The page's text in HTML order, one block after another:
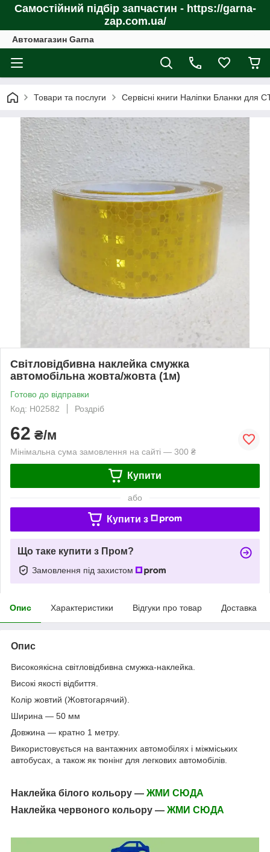
Самостійний підбір запчастин - https://garna-
zap.com.ua/
Автомагазин Garna
Товари та послуги Сервісні книги Наліпки Бланки для
Світловідбивна наклейка смужка
автомобільна жовта/жовта (1м)
Готово до відправки
Код: Н02582
Роздріб
62 ₴/м
Мінімальна сума замовлення на сайті — 300 ₴
Купити
або
Купити з
Що таке купити з Пром?
Замовлення під захистом
Опис Характеристики Відгуки про товар Доставка
Опис
Високоякісна світловідбивна смужка-наклейка.
Високі якості відбиття.
Колір жовтий (Жовтогарячий).
Ширина — 50 мм
Довжина — кратно 1 метру.
Використовується на вантажних автомобілях і міжміських
автобусах, а також як тюнінг для легкових автомобілів.
Наклейка білого кольору — ЖМИ СЮДА
Наклейка червоного кольору — ЖМИ СЮДА